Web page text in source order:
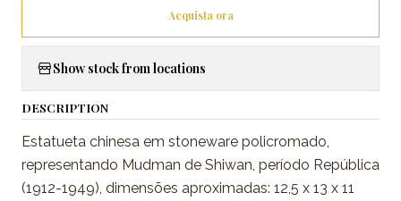
Acquista ora
Show stock from locations
DESCRIPTION
Estatueta chinesa em stoneware policromado,
representando Mudman de Shiwan, período República
(1912-1949), dimensões aproximadas: 12,5 x 13 x 11